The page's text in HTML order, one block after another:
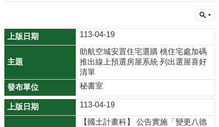
公
識
我
們
113-04-19
助航空城安置住宅選購 桃住宅處加碼
推出線上預選房屋系統 列出選屋喜好
清單
秘書室
113-04-19
【國土計畫科】 公告實施「變更八德